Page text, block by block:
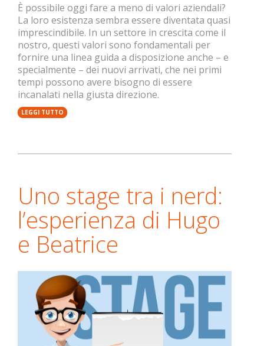
È possibile oggi fare a meno di valori aziendali?
La loro esistenza sembra essere diventata quasi
imprescindibile. In un settore in crescita come il
nostro, questi valori sono fondamentali per
fornire una linea guida a disposizione anche – e
specialmente – dei nuovi arrivati, che nei primi
tempi possono avere bisogno di essere
incanalati nella giusta direzione.
LEGGI TUTTO
Uno stage tra i nerd:
l’esperienza di Hugo
e Beatrice